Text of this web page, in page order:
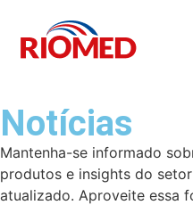
Notícias
Mantenha-se informado
produtos e insights do
atualizado. Aproveite essa